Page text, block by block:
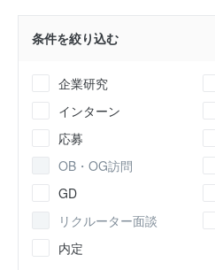
条件を絞り込む
企業研究
インターン
応募
OB・OG訪問
GD
リクルーター面談
内定